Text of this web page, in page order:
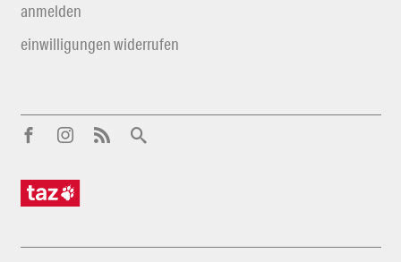
anmelden
einwilligungen widerrufen